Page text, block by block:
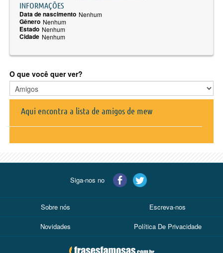
INFORMAÇÕES
Data de nascimento Nenhum
Gênero Nenhum
Estado Nenhum
Cidade Nenhum
O que você quer ver?
Aqui encontra a lista de amigos de mew
Siga-nos no
Sobre nós Escreva-nos
Novidades Política De Privacidade